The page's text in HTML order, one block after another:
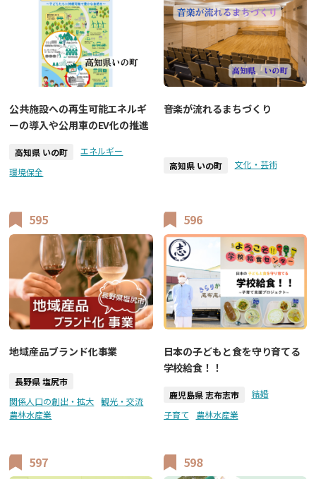
公共施設への再生可能エネルギ
ーの導入や公用車のEV化の推進
高知県 いの町
エネルギー
環境保全
音楽が流れるまちづくり
高知県 いの町 文化・芸術
595
地域産品ブランド化事業
長野県 塩尻市
関係人口の創出・拡大
観光・交流
農林水産業
596
日本の子どもと食を守り育てる
学校給食！！
鹿児島県 志布志市
結婚
子育て
農林水産業
597 598